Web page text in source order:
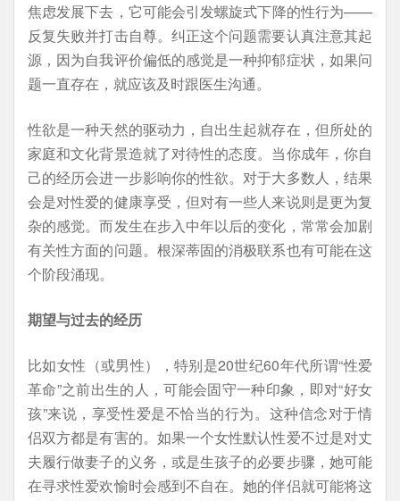
焦虑发展下去，它可能会引发螺旋式下降的性行为——
反复失败并打击自尊。纠正这个问题需要认真注意其起
源，因为自我评价偏低的感觉是一种抑郁症状，如果问
题一直存在，就应该及时跟医生沟通。
性欲是一种天然的驱动力，自出生起就存在，但所处的
家庭和文化背景造就了对待性的态度。当你成年，你自
己的经历会进一步影响你的性欲。对于大多数人，结果
会是对性爱的健康享受，但对有一些人来说则是更为复
杂的感觉。而发生在步入中年以后的变化，常常会加剧
有关性方面的问题。根深蒂固的消极联系也有可能在这
个阶段涌现。
期望与过去的经历
比如女性（或男性），特别是20世纪60年代所谓“性爱
革命”之前出生的人，可能会固守一种印象，即对“好女
孩”来说，享受性爱是不恰当的行为。这种信念对于情
侣双方都是有害的。如果一个女性默认性爱不过是对丈
夫履行做妻子的义务，或是生孩子的必要步骤，她可能
在寻求性爱欢愉时会感到不自在。她的伴侣就可能将这